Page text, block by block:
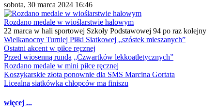
sobota, 30 marca 2024 16:46
Rozdano medale w wioślarstwie halowym
22 marca w hali sportowej Szkoły Podstawowej 94 po raz kolejny
Wielkanocny Turniej Piłki Siatkowej ,,szóstek mieszanych”
Ostatni akcent w piłce ręcznej
Przed wiosenną rundą „Czwartków lekkoatletycznych”
Rozdano medale w mini piłce ręcznej
Koszykarskie złota ponownie dla SMS Marcina Gortata
Licealna siatkówka chłopców ma finiszu
więcej ...